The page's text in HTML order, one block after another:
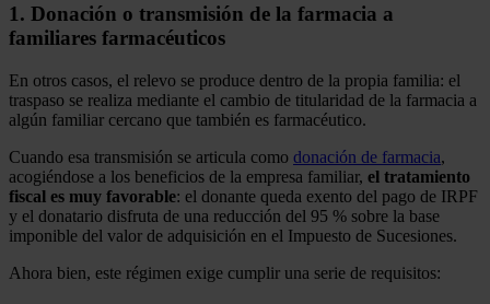
1. Donación o transmisión de la farmacia a
familiares farmacéuticos
En otros casos, el relevo se produce dentro de la propia familia: el
traspaso se realiza mediante el cambio de titularidad de la farmacia a
algún familiar cercano que también es farmacéutico.
Cuando esa transmisión se articula como donación de farmacia,
acogiéndose a los beneficios de la empresa familiar, el tratamiento
fiscal es muy favorable: el donante queda exento del pago de IRPF
y el donatario disfruta de una reducción del 95 % sobre la base
imponible del valor de adquisición en el Impuesto de Sucesiones.
Ahora bien, este régimen exige cumplir una serie de requisitos: